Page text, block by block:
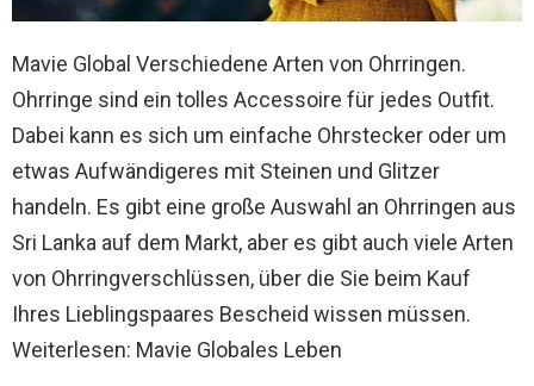
Mavie Global Verschiedene Arten von Ohrringen.
Ohrringe sind ein tolles Accessoire für jedes Outfit.
Dabei kann es sich um einfache Ohrstecker oder um
etwas Aufwändigeres mit Steinen und Glitzer
handeln. Es gibt eine große Auswahl an Ohrringen aus
Sri Lanka auf dem Markt, aber es gibt auch viele Arten
von Ohrringverschlüssen, über die Sie beim Kauf
Ihres Lieblingspaares Bescheid wissen müssen.
Weiterlesen: Mavie Globales Leben